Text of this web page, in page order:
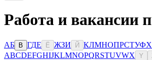
Работа и вакансии
АБ В ГДЕ Ё ЖЗИ Й КЛМНОПРСТУФХ
ABCDEFGHIJKLMNOPQRSTUVWX Y